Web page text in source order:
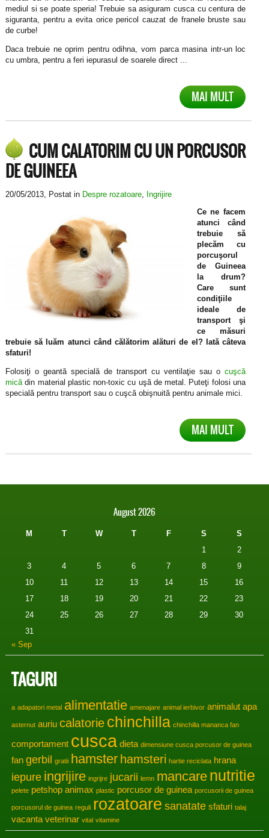
mediul si se poate speria! Trebuie sa asiguram cusca cu centura de
siguranta, pentru a evita orice pericol cauzat de franele bruste sau
de curbe!
Daca trebuie ne oprim pentru odihna, vom parca masina intr-un loc
cu umbra, pentru a feri iepurasul de soarele direct ...
MAI MULT
CUM CALATORIM CU UN PORCUSOR
DE GUINEEA
20/05/2013, Postat in Despre rozatoare, Ingrijire
Ce ne facem
atunci când
trebuie să
plecăm cu
porcuşorul
de Guineea
la drum?
Care sunt
condiţiile
ideale de
transport şi
ce măsuri
trebuie să luăm atunci când călătorim alături de el? Iată câteva
sfaturi!
Folosiţi o geantă specială de transport cu ventilaţie sau ocuşcă
micădin material plastic non-toxic cu uşă de metal. Puteţi folosi una
specială pentru transport sau o cuşcă obişnuită pentru animale mici.
MAI MULT
August 2026
M T W T F S
S
1
2
3
4 5 6 7 8
9
10
11 12 13 14 15
16
17
18 19 20 21 22
23
24
25 26 27 28 29
30
31
« Sep
TAGURI
a adapatori metal alimentatie amenajare animal ierbivor animalut apa
asternut auriu calatorie chinchilla chinchilla mananca fan
comportament cusca dieta dimensiune cusca porcusor de guinea
fan gerbil gratii hamster hamsteri hartie reciclata hrana
iepure ingrijire ingrijre jucarii lemn mancare nutritie
pelete petshop animax plastic porcusor de guinea porcusorii de guinea
porcusorul de guinea reguli rozatoare sanatate sfaturi talaj
vacanta veterinar vital vitamine